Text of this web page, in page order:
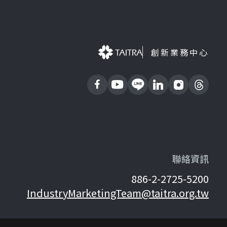
創新業務中心
聯絡資訊
886-2-2725-5200
IndustryMarketingTeam@taitra.org.tw